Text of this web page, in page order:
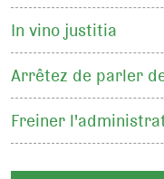
In vino justitia
Arrêtez de parler
Freiner